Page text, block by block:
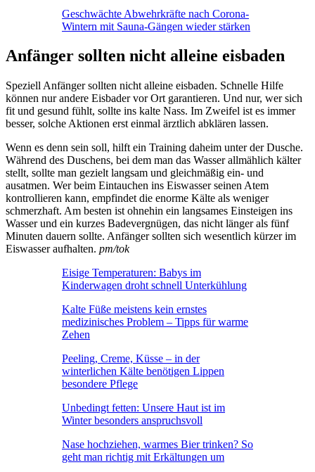
Geschwächte Abwehrkräfte nach Corona-
Wintern mit Sauna-Gängen wieder stärken
Anfänger sollten nicht alleine eisbaden
Speziell Anfänger sollten nicht alleine eisbaden. Schnelle Hilfe
können nur andere Eisbader vor Ort garantieren. Und nur, wer sich
fit und gesund fühlt, sollte ins kalte Nass. Im Zweifel ist es immer
besser, solche Aktionen erst einmal ärztlich abklären lassen.
Wenn es denn sein soll, hilft ein Training daheim unter der Dusche.
Während des Duschens, bei dem man das Wasser allmählich kälter
stellt, sollte man gezielt langsam und gleichmäßig ein- und
ausatmen. Wer beim Eintauchen ins Eiswasser seinen Atem
kontrollieren kann, empfindet die enorme Kälte als weniger
schmerzhaft. Am besten ist ohnehin ein langsames Einsteigen ins
Wasser und ein kurzes Badevergnügen, das nicht länger als fünf
Minuten dauern sollte. Anfänger sollten sich wesentlich kürzer im
Eiswasser aufhalten. pm/tok
Eisige Temperaturen: Babys im
Kinderwagen droht schnell Unterkühlung
Kalte Füße meistens kein ernstes
medizinisches Problem – Tipps für warme
Zehen
Peeling, Creme, Küsse – in der
winterlichen Kälte benötigen Lippen
besondere Pflege
Unbedingt fetten: Unsere Haut ist im
Winter besonders anspruchsvoll
Nase hochziehen, warmes Bier trinken? So
geht man richtig mit Erkältungen um